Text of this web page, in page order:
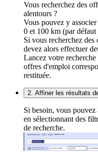
Vous recherchez des
alentours ?
Vous pouvez y
0 et 100 km (par
Si vous recherchez
devez alors effectuer
Lancez votre
offres d'emploi
restituée.
2. Affiner les résultats
Si besoin, vous pouvez
en sélectionnant des
de recherche.